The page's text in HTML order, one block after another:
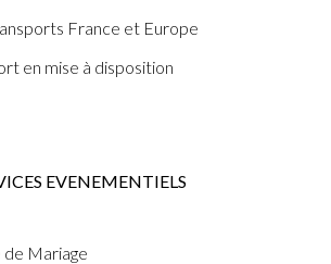
France et Europe
en mise à disposition
EVENEMENTIELS
Mariage